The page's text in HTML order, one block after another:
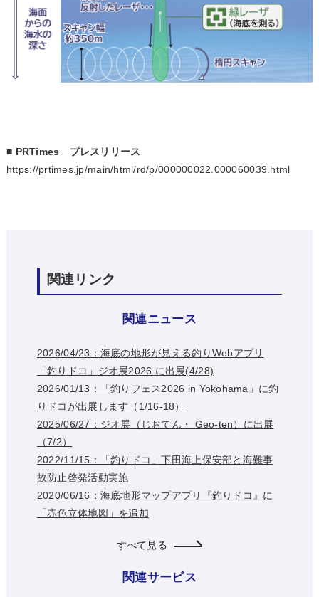
■ PRTimes プレスリリース
https://prtimes.jp/main/html/rd/p/000000022.000060039.html
関連リンク
関連ニュース
2026/04/23：海底の地形が見える釣りWebアプリ
「釣りドコ」ジオ展2026 に出展(4/28)
2026/01/13：「釣りフェス2026 in Yokohama」に釣
りドコが出展します（1/16-18）
2025/06/27：ジオ展（じおてん・ Geo-ten）に出展
（7/2）
2022/11/15：「釣りドコ」下田海上保安部と海難事
故防止啓発活動実施
2020/06/16：海底地形マップアプリ『釣りドコ』に
「赤色立体地図」を追加
すべて見る
関連サービス